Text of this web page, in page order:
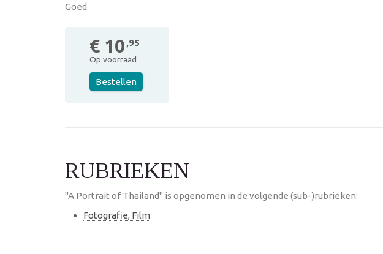
Goed.
€ 10 ,95
Op voorraad
Bestellen
RUBRIEKEN
"A Portrait of Thailand" is opgenomen in de volgende (sub-)rubrieken:
Fotografie, Film